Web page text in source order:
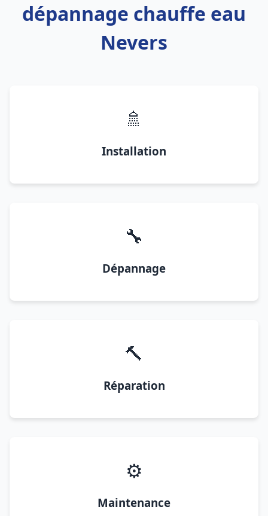
dépannage chauffe eau
Nevers
🚿
Installation
🔧
Dépannage
🔨
Réparation
⚙️
Maintenance